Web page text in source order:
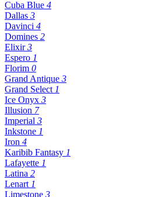
Cuba Blue 4
Dallas 3
Davinci 4
Domines 2
Elixir3
Espero 1
Florim 0
Grand Antique 3
Grand Select 1
Ice Onyx 3
Illusion 7
Imperial 3
Inkstone 1
Iron 4
Karibib Fantasy 1
Lafayette 1
Latina 2
Lenart 1
Limestone 3